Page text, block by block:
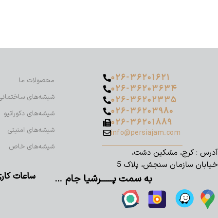
۰۲۶-۳۶۲۰۱۶۲۱
۰۲۶-۳۶۲۰۳۶۳۴
۰۲۶-۳۶۲۰۲۳۳۵
۰۲۶-۳۶۲۰۳۹۸۰
۰۲۶-۳۶۲۰۱۸۸۹
info@persiajam.com
آدرس : کرج، مشکین دشت،
خیابان سازمان سنجش، پلاک 5
به سمت پــــــرشیا جام …
محصولات ما
شیشه‌های
شیشه‌های دکوراتیو
شیشه‌های امنیتی
شیشه‌های خاص
ساعات کاری پرشیا